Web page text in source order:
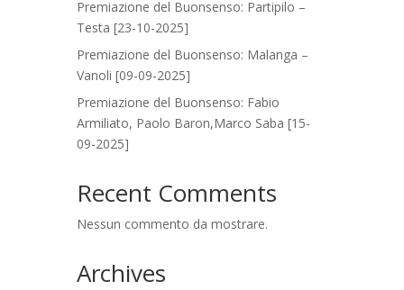
Premiazione del Buonsenso: Partipilo –
Testa [23-10-2025]
Premiazione del Buonsenso: Malanga –
Vanoli [09-09-2025]
Premiazione del Buonsenso: Fabio
Armiliato, Paolo Baron,Marco Saba [15-
09-2025]
Recent Comments
Nessun commento da mostrare.
Archives